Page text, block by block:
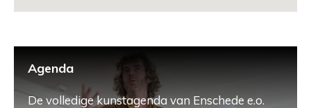
Agenda
De volledige kunstagenda van Enschede e.o.